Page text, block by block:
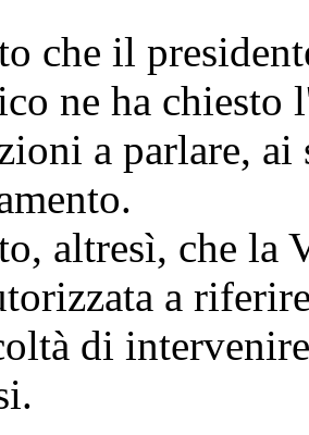
il
ne ha
a parlare,
altresì, che la
a
di intervenire